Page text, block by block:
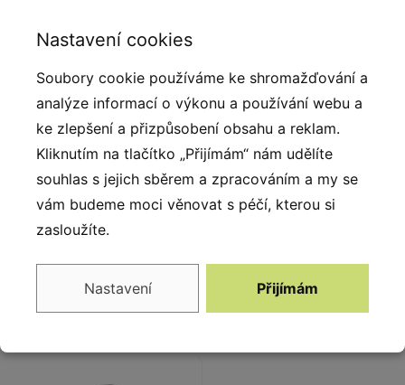
Šachový stolek se
Nastavení cookies
Soubory cookie používáme ke shromažďování a
analýze informací o výkonu a používání webu a
ke zlepšení a přizpůsobení obsahu a reklam.
Kliknutím na tlačítko „Přijímám“ nám udělíte
souhlas s jejich sběrem a zpracováním a my se
vám budeme moci věnovat s péčí, kterou si
zasloužíte.
Nastavení Přijímám